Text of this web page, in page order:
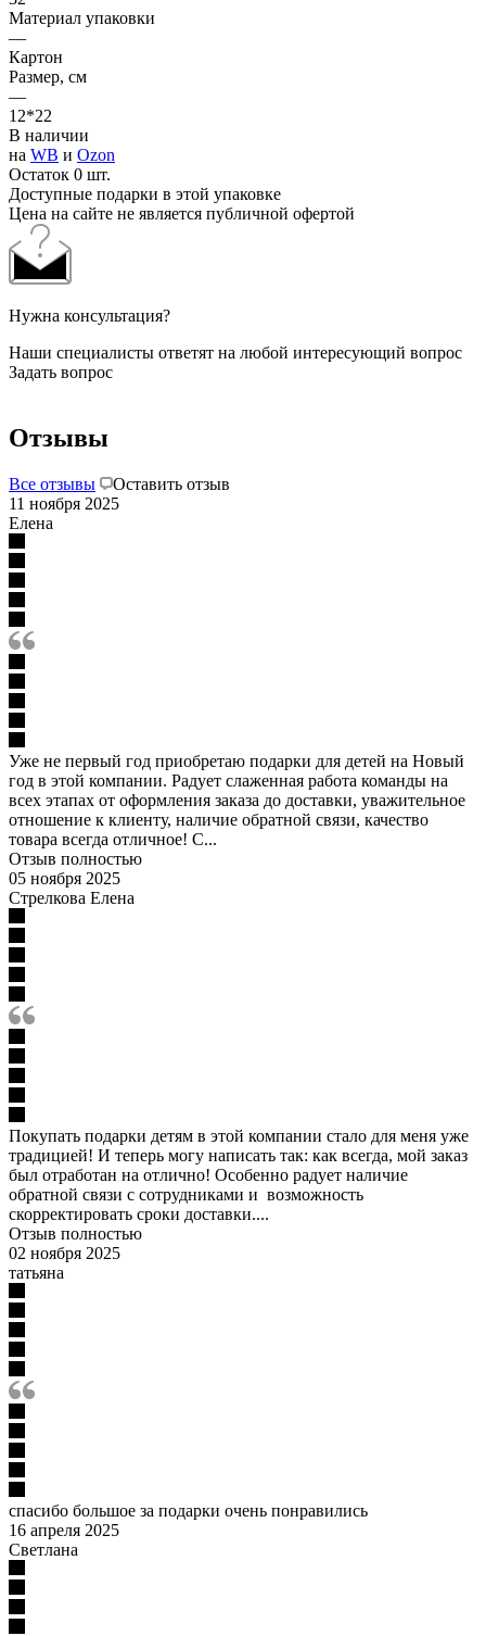
Материал упаковки
—
Картон
Размер, см
—
12*22
В наличии
на WB и Ozon
Остаток 0 шт.
Доступные подарки в этой упаковке
Цена на сайте не является публичной офертой
Нужна консультация?
Наши специалисты ответят на любой интересующий вопрос
Задать вопрос
Отзывы
Все отзывы
Оставить отзыв
11 ноября 2025
Елена
Уже не первый год приобретаю подарки для детей на Новый
год в этой компании. Радует слаженная работа команды на
всех этапах от оформления заказа до доставки, уважительное
отношение к клиенту, наличие обратной связи, качество
товара всегда отличное! С...
Отзыв полностью
05 ноября 2025
Стрелкова Елена
Покупать подарки детям в этой компании стало для меня уже
традицией! И теперь могу написать так: как всегда, мой заказ
был отработан на отлично! Особенно радует наличие
обратной связи с сотрудниками и возможность
скорректировать сроки доставки....
Отзыв полностью
02 ноября 2025
татьяна
спасибо большое за подарки очень понравились
16 апреля 2025
Светлана